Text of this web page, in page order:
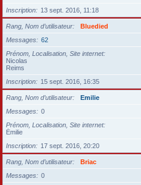
Inscription
13 sept. 2016, 11:18
Rang, Nom d’utilisateur
Bluedied
Messages
62
Prénom, Localisation, Site internet
Nicolas
Reims
Inscription
15 sept. 2016, 16:35
Rang, Nom d’utilisateur
Emilie
Messages
0
Prénom, Localisation, Site internet
Émilie
Inscription
17 sept. 2016, 20:20
Rang, Nom d’utilisateur
Briac
Messages
0